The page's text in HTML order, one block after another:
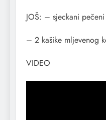
JOŠ: – sjeckani
– 2 kašike mljevenog
VIDEO